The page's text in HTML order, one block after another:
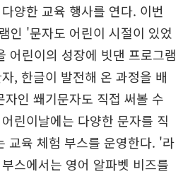
양한 교육 행사를 연다. 이번
인 '문자도 어린이 시절이 있었
어린이의 성장에 빗댄 프로그램
, 한글이 발전해 온 과정을 배
인 쐐기문자도 직접 써볼 수
린이날에는 다양한 문자를 직
교육 체험 부스를 운영한다. '라
스에서는 영어 알파벳 비즈를